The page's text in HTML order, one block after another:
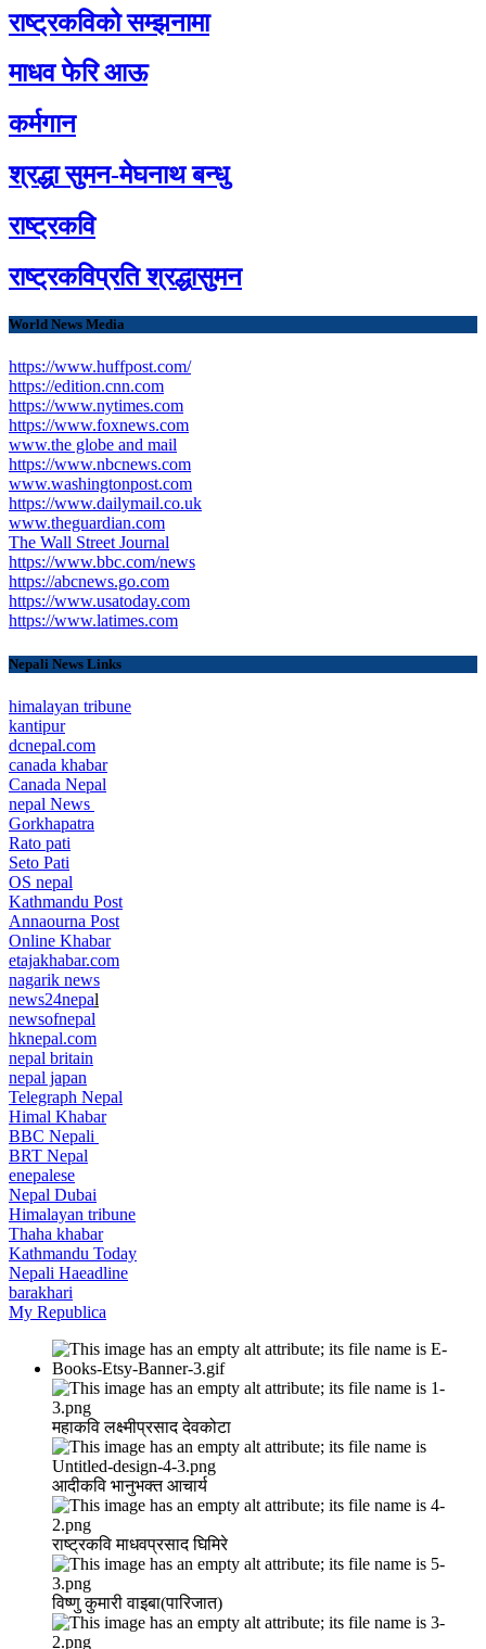
राष्ट्रकविको सम्झनामा
माधव फेरि आऊ
कर्मगान
श्रद्धा सुमन-मेघनाथ बन्धु
राष्ट्रकवि
राष्ट्रकविप्रति श्रद्धासुमन
World News Media
https://www.huffpost.com/
https://edition.cnn.com
https://www.nytimes.com
https://www.foxnews.com
www.the globe and mail
https://www.nbcnews.com
www.washingtonpost.com
https://www.dailymail.co.uk
www.theguardian.com
The Wall Street Journal
https://www.bbc.com/news
https://abcnews.go.com
https://www.usatoday.com
https://www.latimes.com
Nepali News Links
himalayan tribune
kantipur
dcnepal.com
canada khabar
Canada Nepal​
nepal News
Gorkhapatra
Rato pati
Seto Pati
OS nepal
Kathmandu Post
Annaourna Post
Online Khabar
etajakhabar.com
nagarik news
news24nepal
newsofnepal
hknepal.com
nepal britain
nepal japan
Telegraph Nepal
Himal Khabar
BBC Nepali
BRT Nepal
enepalese
Nepal Dubai
Himalayan tribune
Thaha khabar
Kathmandu Today
Nepali Haeadline
barakhari
My Republica
महाकवि लक्ष्मीप्रसाद देवकोटा
आदीकवि भानुभक्त आचार्य
राष्ट्रकवि माधवप्रसाद घिमिरे
विष्णु कुमारी वाइबा(पारिजात)